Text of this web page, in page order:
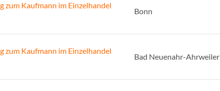
zum Kaufmann im Einzelhandel
Bonn
zum Kaufmann im Einzelhandel
Bad Neuenahr-Ahrweiler